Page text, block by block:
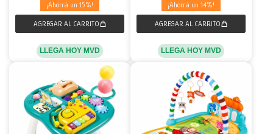
15
LLEGA HOY MVD
14
LLEGA HOY MVD